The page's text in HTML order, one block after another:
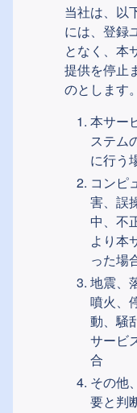
当社は、以
には、登録
となく、本
提供を停止
のとします。
本サー
ステム
に行う
コンピ
害、誤
中、不
より本
った場
地震、
噴火、
動、騒
サービ
合
その他
要と判